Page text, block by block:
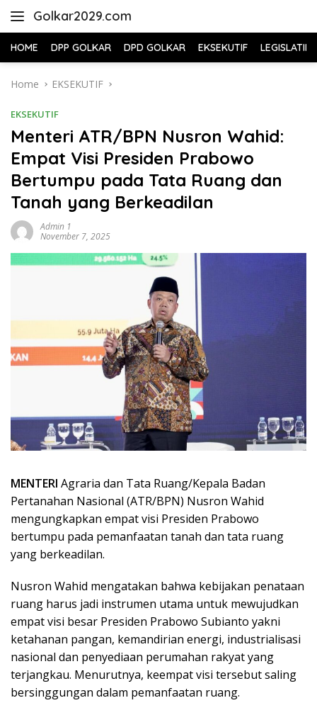
Golkar2029.com
HOME DPP GOLKAR DPD GOLKAR EKSEKUTIF LEGISLATIF
Home EKSEKUTIF
EKSEKUTIF
Menteri ATR/BPN Nusron Wahid:
Empat Visi Presiden Prabowo
Bertumpu pada Tata Ruang dan
Tanah yang Berkeadilan
Admin 1
November 7, 2025
MENTERI Agraria dan Tata Ruang/Kepala Badan
Pertanahan Nasional (ATR/BPN) Nusron Wahid
mengungkapkan empat visi Presiden Prabowo
bertumpu pada pemanfaatan tanah dan tata ruang
yang berkeadilan.
Nusron Wahid mengatakan bahwa kebijakan penataan
ruang harus jadi instrumen utama untuk mewujudkan
empat visi besar Presiden Prabowo Subianto yakni
ketahanan pangan, kemandirian energi, industrialisasi
nasional dan penyediaan perumahan rakyat yang
terjangkau. Menurutnya, keempat visi tersebut saling
bersinggungan dalam pemanfaatan ruang.